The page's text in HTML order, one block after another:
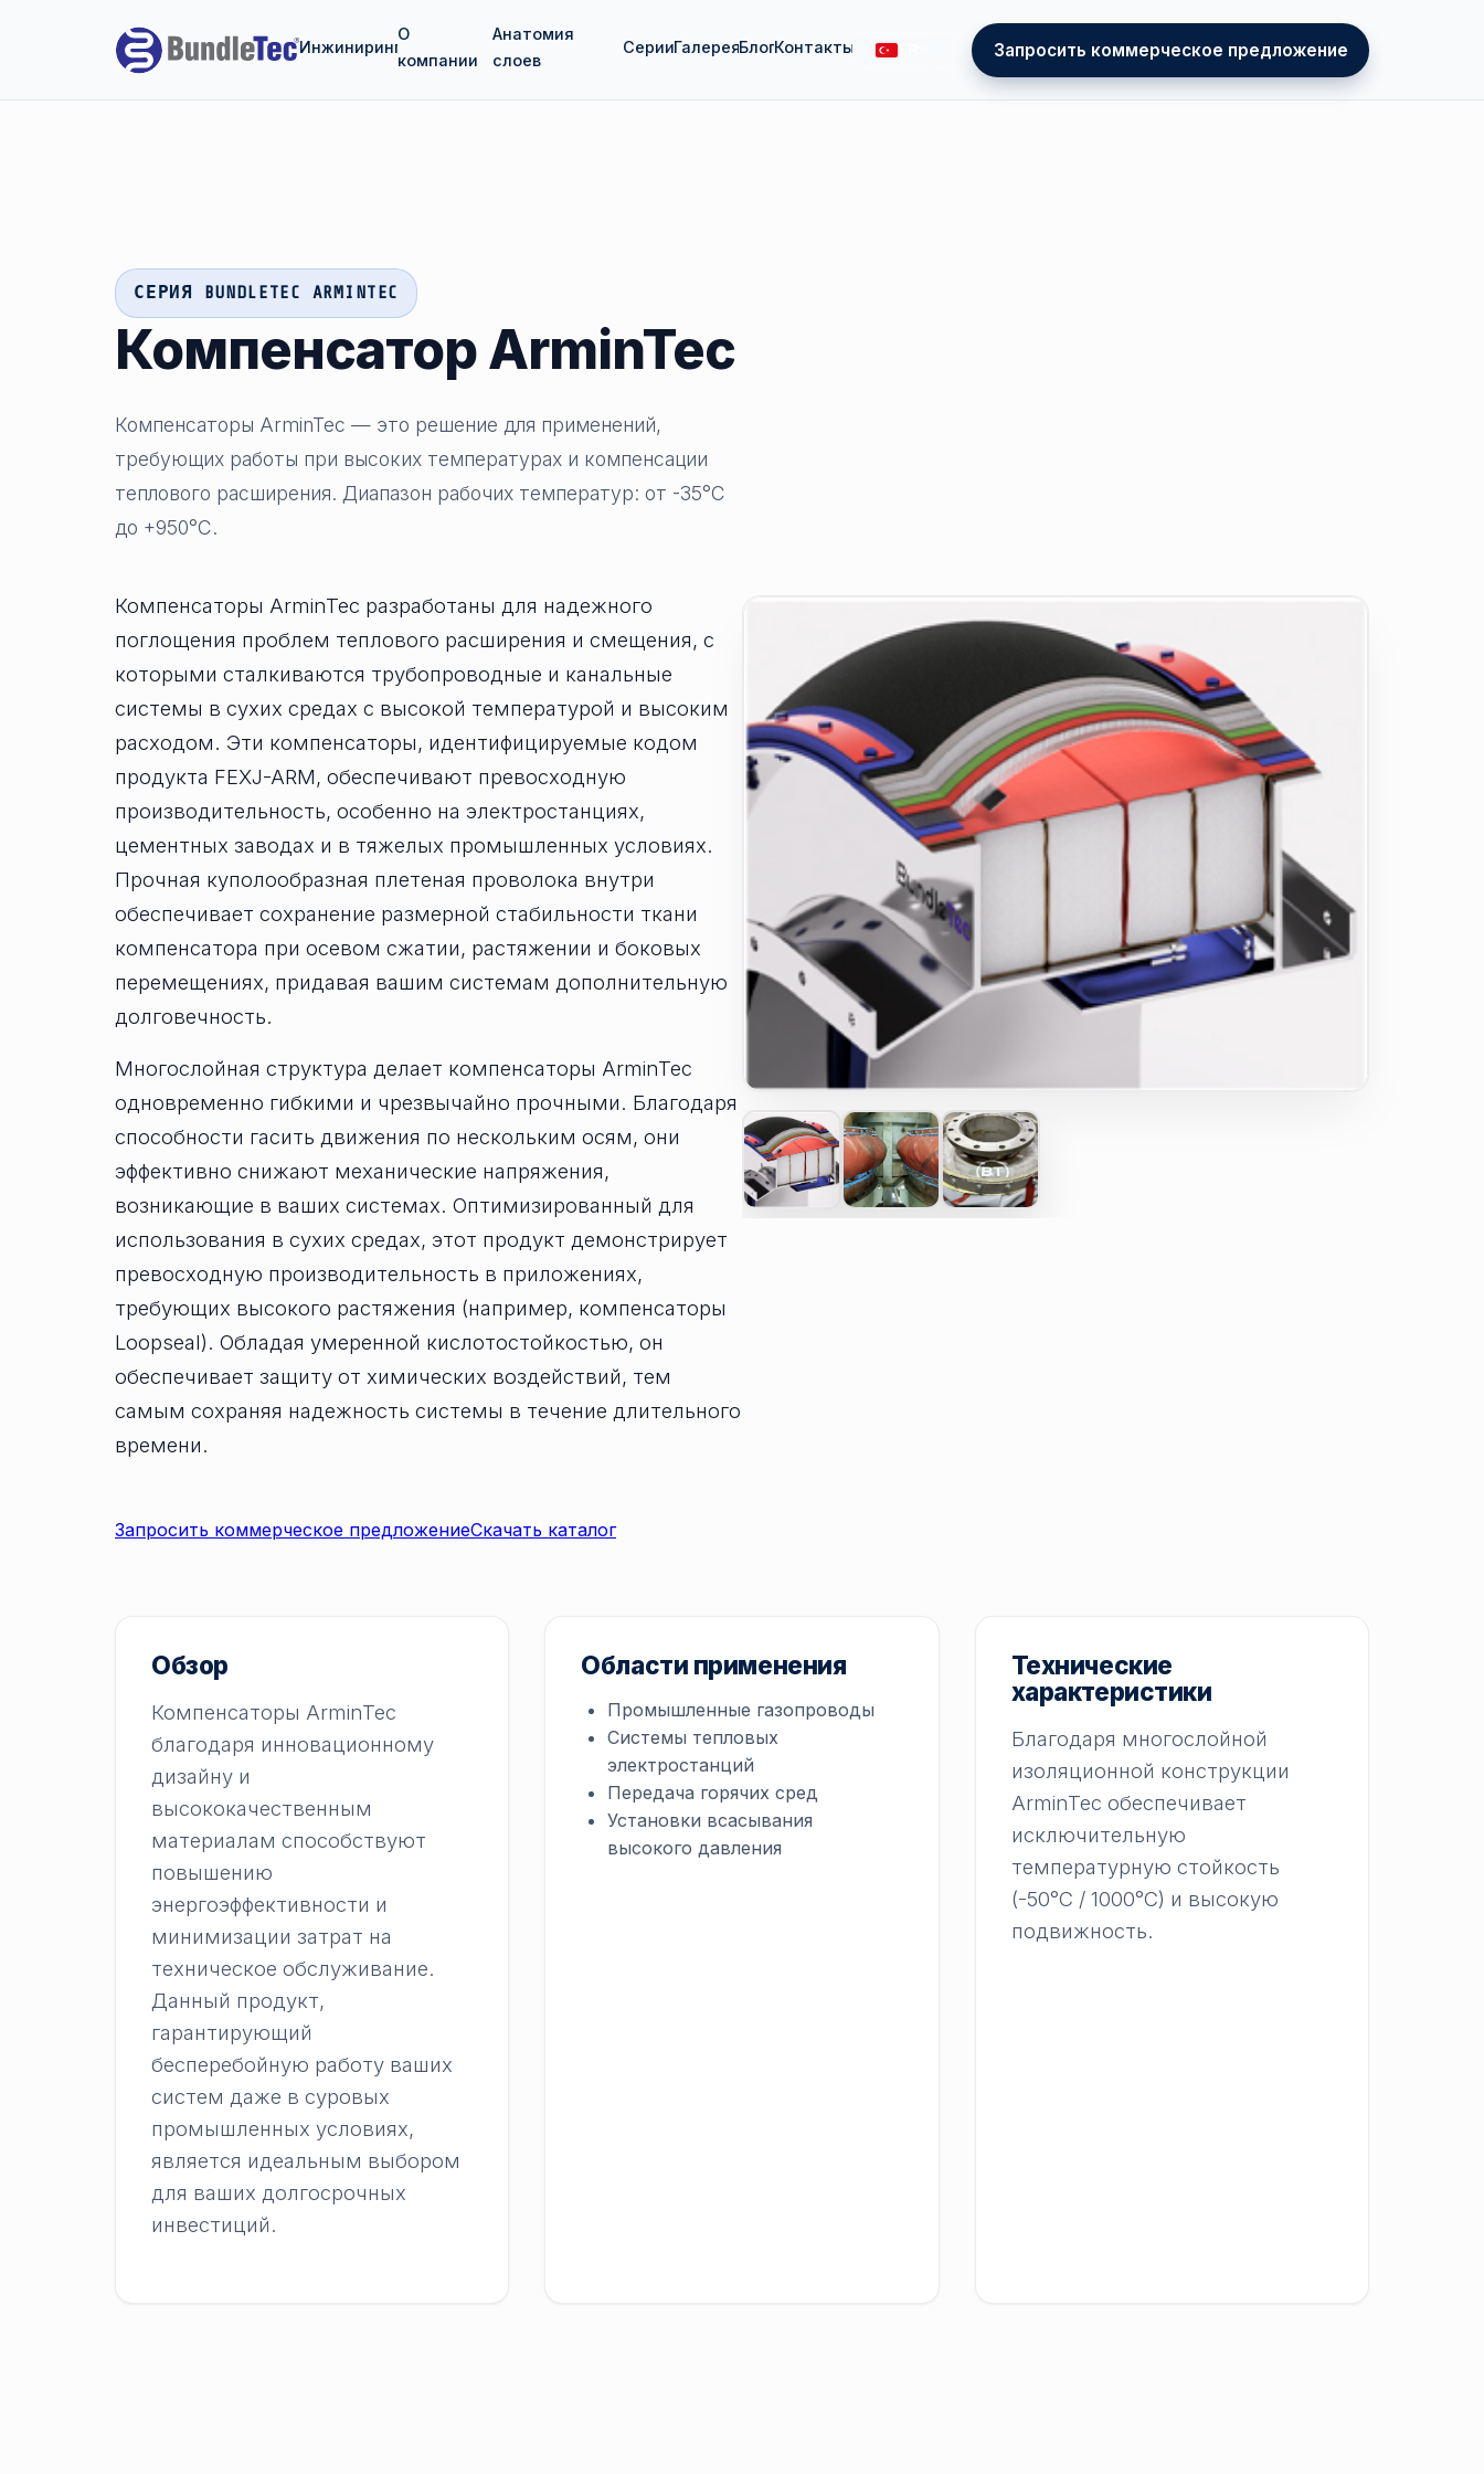
Инжиниринг
О
компании
Анатомия
слоев
СерииГалереяБлогКонтакты TR Запросить коммерческое предложение
СЕРИЯ BUNDLETEC ARMINTEC
Компенсатор ArminTec
Компенсаторы ArminTec — это решение для применений,
требующих работы при высоких температурах и компенсации
теплового расширения. Диапазон рабочих температур: от -35°C
до +950°C.
Компенсаторы ArminTec разработаны для надежного
поглощения проблем теплового расширения и смещения, с
которыми сталкиваются трубопроводные и канальные
системы в сухих средах с высокой температурой и высоким
расходом. Эти компенсаторы, идентифицируемые кодом
продукта FEXJ-ARM, обеспечивают превосходную
производительность, особенно на электростанциях,
цементных заводах и в тяжелых промышленных условиях.
Прочная куполообразная плетеная проволока внутри
обеспечивает сохранение размерной стабильности ткани
компенсатора при осевом сжатии, растяжении и боковых
перемещениях, придавая вашим системам дополнительную
долговечность.
Многослойная структура делает компенсаторы ArminTec
одновременно гибкими и чрезвычайно прочными. Благодаря
способности гасить движения по нескольким осям, они
эффективно снижают механические напряжения,
возникающие в ваших системах. Оптимизированный для
использования в сухих средах, этот продукт демонстрирует
превосходную производительность в приложениях,
требующих высокого растяжения (например, компенсаторы
Loopseal). Обладая умеренной кислотостойкостью, он
обеспечивает защиту от химических воздействий, тем
самым сохраняя надежность системы в течение длительного
времени.
Запросить коммерческое предложениеСкачать каталог
Обзор
Компенсаторы ArminTec
благодаря инновационному
дизайну и
высококачественным
материалам способствуют
повышению
энергоэффективности и
минимизации затрат на
техническое обслуживание.
Данный продукт,
гарантирующий
бесперебойную работу ваших
систем даже в суровых
промышленных условиях,
является идеальным выбором
для ваших долгосрочных
инвестиций.
Области применения
Промышленные газопроводы
Системы тепловых
электростанций
Передача горячих сред
Установки всасывания
высокого давления
Технические
характеристики
Благодаря многослойной
изоляционной конструкции
ArminTec обеспечивает
исключительную
температурную стойкость
(-50°C / 1000°C) и высокую
подвижность.